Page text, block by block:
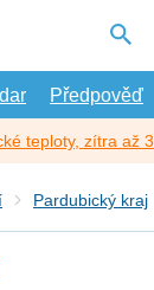
Předpověď
teploty, zítra až
Pardubický kraj